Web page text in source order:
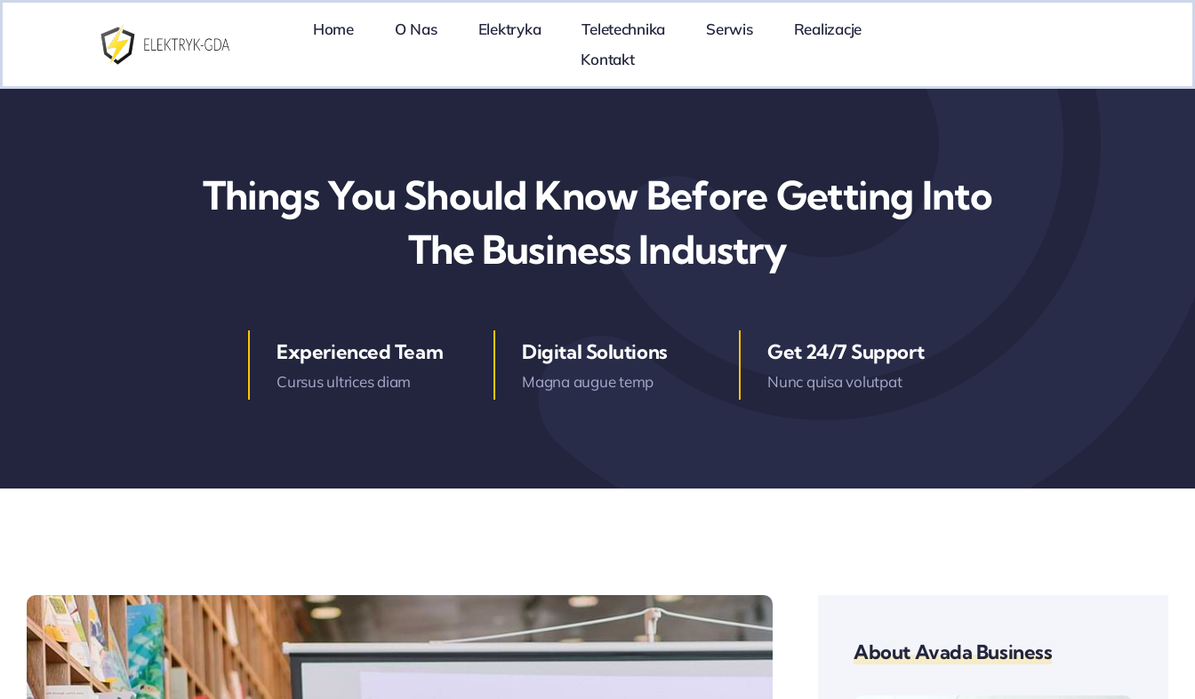
Home O Nas Elektryka Teletechnika Serwis
Realizacje
Kontakt
Things You Should Know Before Getting Into
The Business Industry
Experienced Team
Cursus ultrices diam
Digital Solutions
Magna augue temp
Get 24/7 Support
Nunc quisa volutpat
About Avada Business